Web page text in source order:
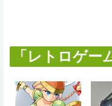
「レトロゲ